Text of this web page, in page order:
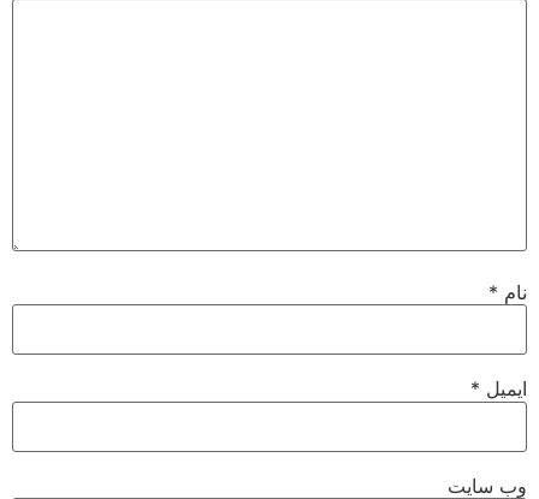
نام *
ایمیل *
وب‌ سایت